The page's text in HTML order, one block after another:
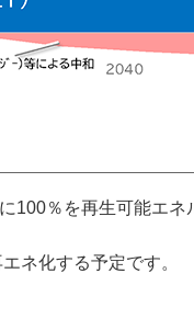
100％を再生可能エネ
ネ化する予定です。